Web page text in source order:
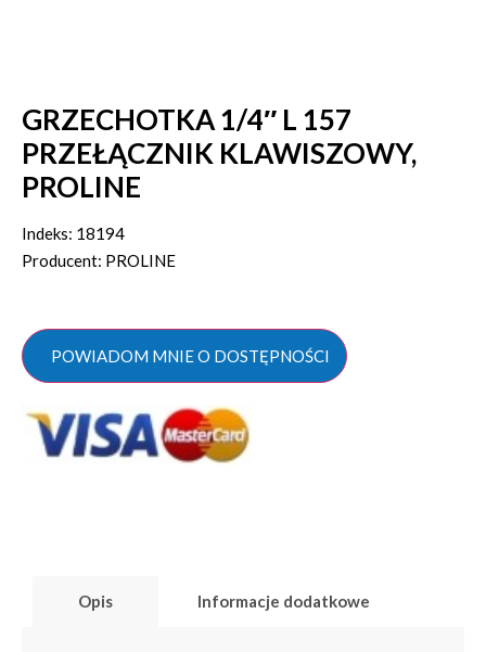
GRZECHOTKA 1/4″ L 157
PRZEŁĄCZNIK KLAWISZOWY,
PROLINE
Indeks: 18194
Producent: PROLINE
POWIADOM MNIE O DOSTĘPNOŚCI
Opis Informacje dodatkowe